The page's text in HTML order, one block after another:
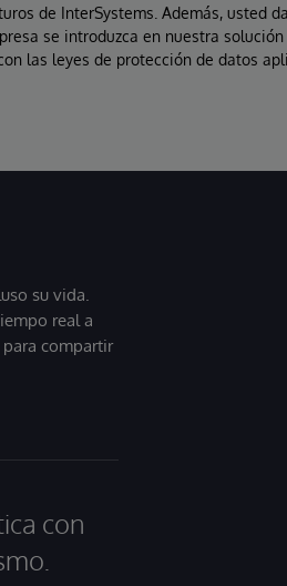
de InterSystems. Además, usted
se introduzca en nuestra solución
las leyes de protección de datos
su vida.
real a
compartir
con